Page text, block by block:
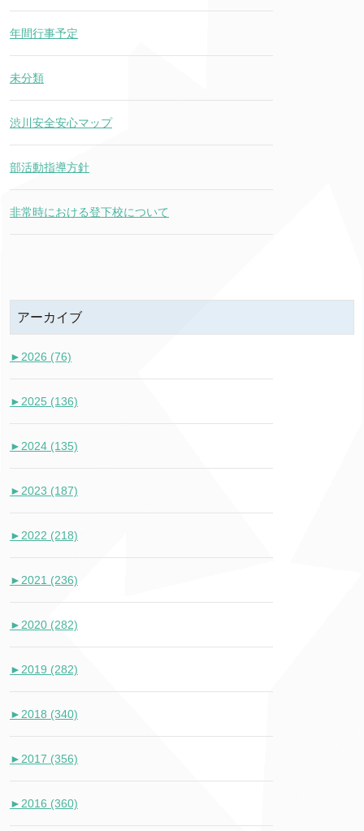
年間行事予定
未分類
渋川安全安心マップ
部活動指導方針
非常時における登下校について
アーカイブ
► 2026 (76)
► 2025 (136)
► 2024 (135)
► 2023 (187)
► 2022 (218)
► 2021 (236)
► 2020 (282)
► 2019 (282)
► 2018 (340)
► 2017 (356)
► 2016 (360)